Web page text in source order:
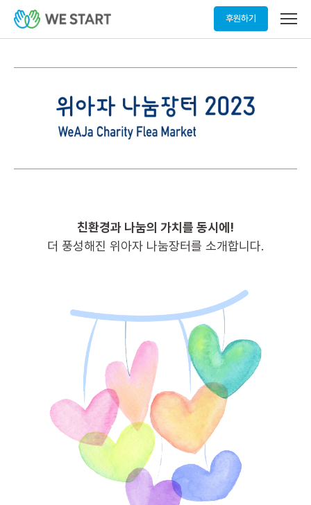
후원하기
메
열
친환경과 나눔의 가치를 동시에!
더 풍성해진 위아자 나눔장터를 소개합니다.